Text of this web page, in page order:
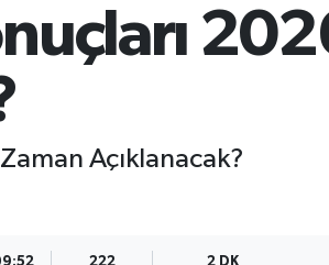
Açıklanacak?
222 2 DK